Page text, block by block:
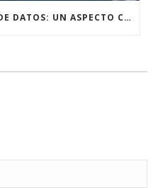
GESTIONAR EL CONSUMO DE DATOS: UN ASPECTO CRUCIAL AL UTILIZAR INTERNET SATELITAL